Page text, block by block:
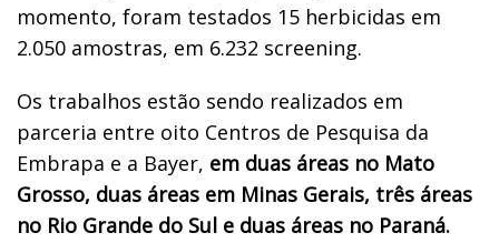
momento, foram testados 15 herbicidas em
2.050 amostras, em 6.232 screening.
Os trabalhos estão sendo realizados em
parceria entre oito Centros de Pesquisa da
Embrapa e a Bayer, em duas áreas no Mato
Grosso, duas áreas em Minas Gerais, três áreas
no Rio Grande do Sul e duas áreas no Paraná.